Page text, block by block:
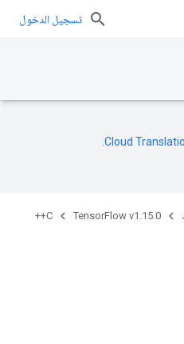
تسجيل الدخول
Cloud
TensorFlow v1.15.0
C++